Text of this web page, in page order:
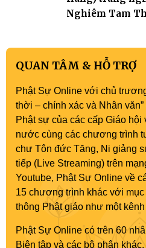
Nghiêm Tam
QUAN TÂM & HỖ TRỢ
Phật Sự Online với chủ
thời – chính xác và Nhân
Phật sự của các cấp Giáo hội
nước cùng các chương trình
chư Tôn đức Tăng, Ni giảng
tiếp (Live Streaming) trên
Youtube, Phật Sự Online về
15 chương trình khác với mục
thông Phật giáo như một
Phật Sự Online có trên 60
Biên tập và các bộ phận